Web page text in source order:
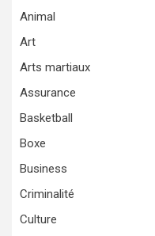
Animal
Art
Arts martiaux
Assurance
Basketball
Boxe
Business
Criminalité
Culture